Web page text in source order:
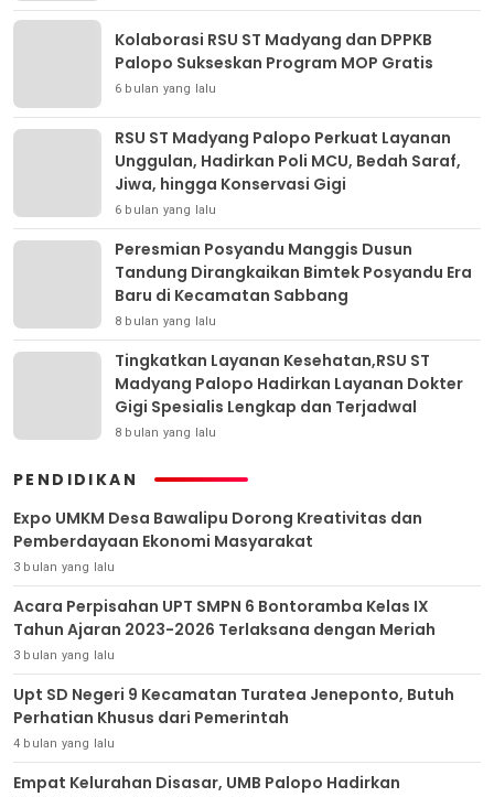
Kolaborasi RSU ST Madyang dan DPPKB
Palopo Sukseskan Program MOP Gratis
6 bulan yang lalu
RSU ST Madyang Palopo Perkuat Layanan
Unggulan, Hadirkan Poli MCU, Bedah Saraf,
Jiwa, hingga Konservasi Gigi
6 bulan yang lalu
Peresmian Posyandu Manggis Dusun
Tandung Dirangkaikan Bimtek Posyandu Era
Baru di Kecamatan Sabbang
8 bulan yang lalu
Tingkatkan Layanan Kesehatan,RSU ST
Madyang Palopo Hadirkan Layanan Dokter
Gigi Spesialis Lengkap dan Terjadwal
8 bulan yang lalu
PENDIDIKAN
Expo UMKM Desa Bawalipu Dorong Kreativitas dan
Pemberdayaan Ekonomi Masyarakat
3 bulan yang lalu
Acara Perpisahan UPT SMPN 6 Bontoramba Kelas IX
Tahun Ajaran 2023-2026 Terlaksana dengan Meriah
3 bulan yang lalu
Upt SD Negeri 9 Kecamatan Turatea Jeneponto, Butuh
Perhatian Khusus dari Pemerintah
4 bulan yang lalu
Empat Kelurahan Disasar, UMB Palopo Hadirkan